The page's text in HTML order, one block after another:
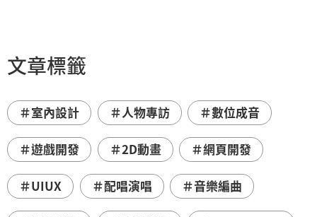
文章標籤
＃室內設計 ＃人物專訪 ＃數位成音
＃遊戲開發 ＃2D動畫 ＃網頁開發
＃UIUX ＃配唱演唱 ＃音樂編曲